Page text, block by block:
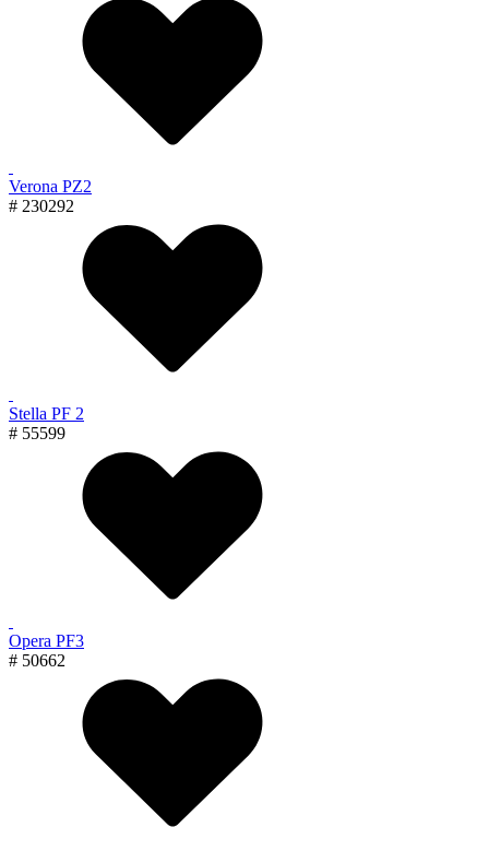
Verona PZ2
# 230292
Stella PF 2
# 55599
Opera PF3
# 50662